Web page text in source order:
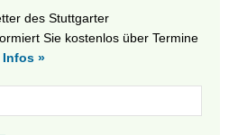
des Stuttgarter
Sie kostenlos über Termine
Infos »